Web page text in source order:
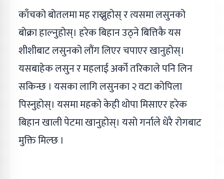
काँचको बोतलमा मह राख्नुहोस् र त्यसमा लसुनको
बोक्रा हाल्नुहोस्। हरेक बिहान उठ्ने बित्तिकै यस
शीशीबाट लसुनको लौंग लिएर चपाएर खानुहोस्।
यसबाहेक लसुन र महलाई अर्को तरिकाले पनि लिन
सकिन्छ । यसका लागि लसुनका २ वटा कोपिला
पिस्नुहोस्। यसमा महको केही थोपा मिसाएर हरेक
बिहान खाली पेटमा खानुहोस्। यसो गर्नाले धेरै रोगबाट
मुक्ति मिल्छ ।